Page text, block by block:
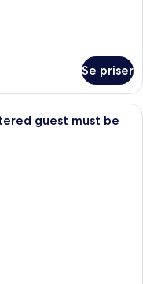
Se priser
med to senge, et
guest must be